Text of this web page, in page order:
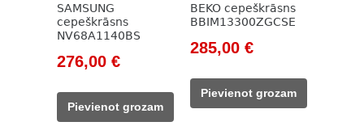
SAMSUNG
cepeškrāsns
NV68A1140BS
Original
was:
449,00 €.
276,00 €Current
276,00 €.
Pievienot grozam
BEKO cepeškrāsns
BBIM13300ZGCSE
Original
was:
785,00 €.
285,00 €Current
285,00 €.
Pievienot grozam